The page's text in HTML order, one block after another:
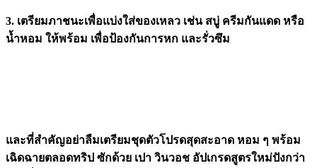
3. เตรียมภาชนะเพื่อแบ่งใส่ของเหลว เช่น สบู่ ครีมกันแดด หรือ
น้ำหอม ให้พร้อม เพื่อป้องกันการหก และรั่วซึม
และที่สำคัญอย่าลืมเตรียมชุดตัวโปรดสุดสะอาด หอม ๆ พร้อม
เฉิดฉายตลอดทริป ซักด้วย เปา วินวอช อัปเกรดสูตรใหม่ปังกว่า